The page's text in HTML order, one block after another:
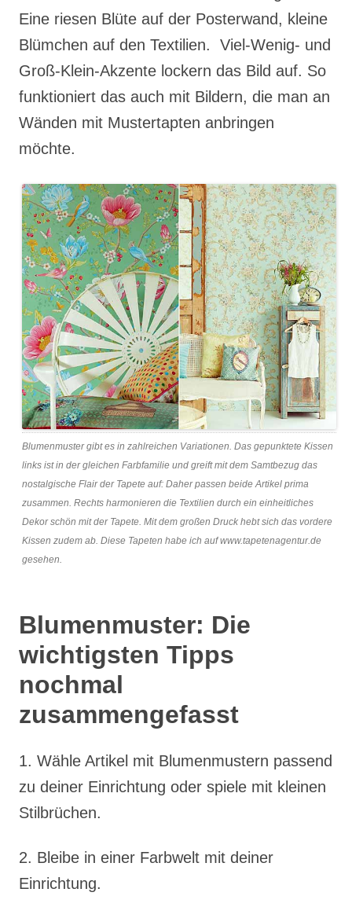
Eine riesen Blüte auf der Posterwand, kleine
Blümchen auf den Textilien. Viel-Wenig- und
Groß-Klein-Akzente lockern das Bild auf. So
funktioniert das auch mit Bildern, die man an
Wänden mit Mustertapten anbringen
möchte.
Blumenmuster gibt es in zahlreichen Variationen. Das gepunktete Kissen
links ist in der gleichen Farbfamilie und greift mit dem Samtbezug das
nostalgische Flair der Tapete auf: Daher passen beide Artikel prima
zusammen. Rechts harmonieren die Textilien durch ein einheitliches
Dekor schön mit der Tapete. Mit dem großen Druck hebt sich das vordere
Kissen zudem ab. Diese Tapeten habe ich auf www.tapetenagentur.de
gesehen.
Blumenmuster: Die
wichtigsten Tipps
nochmal
zusammengefasst
1. Wähle Artikel mit Blumenmustern passend
zu deiner Einrichtung oder spiele mit kleinen
Stilbrüchen.
2. Bleibe in einer Farbwelt mit deiner
Einrichtung.